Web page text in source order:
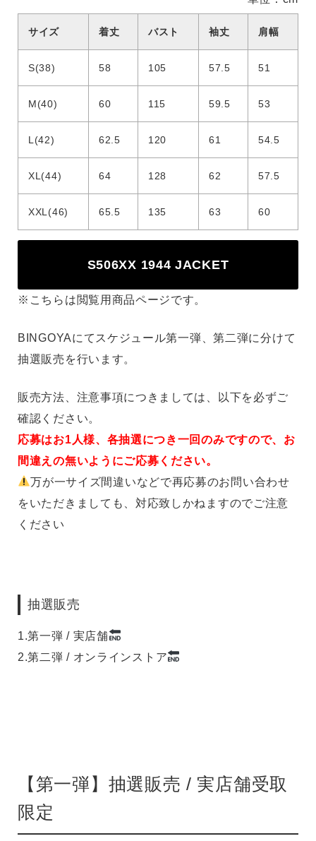
サイズ 着丈 バスト 袖丈 肩幅
S(38) 58 105 57.5 51
M(40) 60 115 59.5 53
L(42) 62.5 120 61 54.5
XL(44) 64 128 62 57.5
XXL(46) 65.5 135 63 60
S506XX 1944 JACKET
※こちらは閲覧用商品ページです。
BINGOYAにてスケジュール第一弾、第二弾に分けて
抽選販売を行います。
販売方法、注意事項につきましては、以下を必ずご
確認ください。
応募はお1人様、各抽選につき一回のみですので、お
間違えの無いようにご応募ください。
万が一サイズ間違いなどで再応募のお問い合わせ
をいただきましても、対応致しかねますのでご注意
ください
抽選販売
1.第一弾 / 実店舗
2.第二弾 / オンラインストア
【第一弾】抽選販売 / 実店舗受取
限定